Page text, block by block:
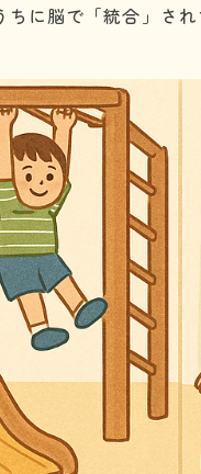
に脳で「統合」され